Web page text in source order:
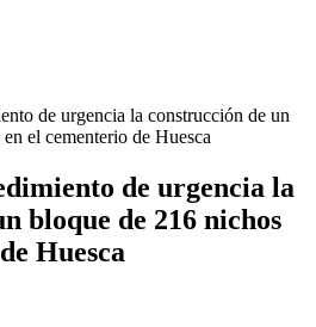
de urgencia la construcción de un
el cementerio de Huesca
de urgencia la
bloque de 216 nichos
Huesca